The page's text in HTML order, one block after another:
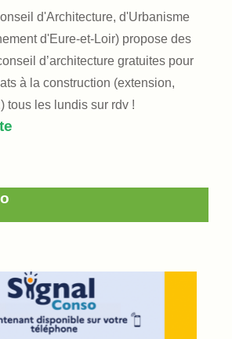
d'Architecture, d'Urbanisme
d'Eure-et-Loir) propose des
d’architecture gratuites pour
à la construction (extension,
tous les lundis sur rdv !
te